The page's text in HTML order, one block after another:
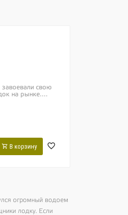
свою
на рынке....
В корзину
огромный водоем
лодку. Если